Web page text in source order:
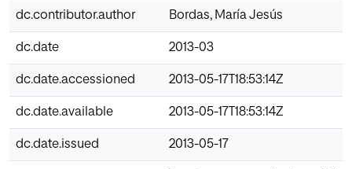
dc.contributor.author Bordas, María Jesús
dc.date 2013-03
dc.date.accessioned 2013-05-17T18:53:14Z
dc.date.available 2013-05-17T18:53:14Z
dc.date.issued 2013-05-17